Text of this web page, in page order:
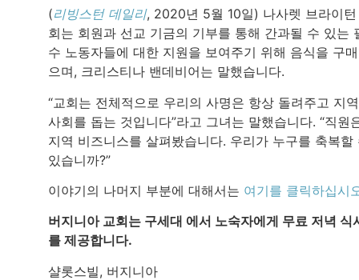
(리빙스턴 데일리, 2020년 5월 10일) 나사렛 브라이
회는 회원과 선교 기금의 기부를 통해 간과될 수 있는
수 노동자들에 대한 지원을 보여주기 위해 음식을 구
으며, 크리스티나 밴데비어는 말했습니다.
“교회는 전체적으로 우리의 사명은 항상 돌려주고 지역
사회를 돕는 것입니다”라고 그녀는 말했습니다. “직원
지역 비즈니스를 살펴봤습니다. 우리가 누구를 축복할
있습니까?”
이야기의 나머지 부분에 대해서는 여기를 클릭하십시
버지니아 교회는 구세대 에서 노숙자에게 무료 저녁 식
를 제공합니다.
샬롯스빌, 버지니아